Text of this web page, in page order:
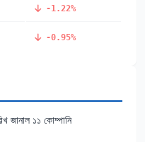
-1.22%
-0.95%
জানাল ১১ কোম্পানি